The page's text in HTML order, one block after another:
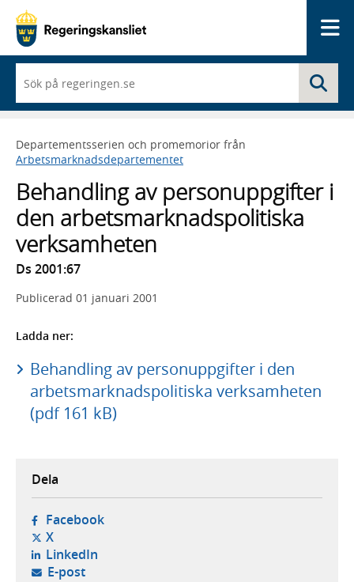
du
börjar
skriva
framträder
en
med
sökförslag
Departementsserien och promemorior från
Arbetsmarknadsdepartementet
Behandling av personuppgifter i
den arbetsmarknadspolitiska
verksamheten
Ds 2001:67
Publicerad 01 januari 2001
Ladda ner:
Behandling av personuppgifter i den
arbetsmarknadspolitiska verksamheten
(pdf 161 kB)
Dela
Facebook- öppnas i ny flik, extern webbplats,
X- öppnas i ny flik, extern webbplats,
LinkedIn- öppnas i ny flik, extern webbplats,
E-post- öppnar din e-postklient,